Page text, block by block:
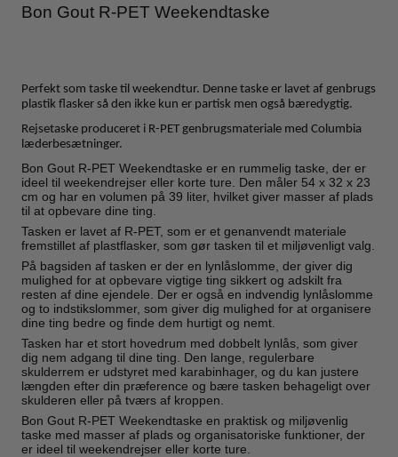
Bon Gout R-PET Weekendtaske
Perfekt som taske til weekendtur. Denne taske er lavet af genbrugs
plastik flasker så den ikke kun er partisk men også bæredygtig.
Rejsetaske produceret i R-PET genbrugsmateriale med Columbia
læderbesætninger.
Bon Gout R-PET Weekendtaske er en rummelig taske, der er
ideel til weekendrejser eller korte ture. Den måler 54 x 32 x 23
cm og har en volumen på 39 liter, hvilket giver masser af plads
til at opbevare dine ting.
Tasken er lavet af R-PET, som er et genanvendt materiale
fremstillet af plastflasker, som gør tasken til et miljøvenligt valg.
På bagsiden af tasken er der en lynlåslomme, der giver dig
mulighed for at opbevare vigtige ting sikkert og adskilt fra
resten af dine ejendele. Der er også en indvendig lynlåslomme
og to indstikslommer, som giver dig mulighed for at organisere
dine ting bedre og finde dem hurtigt og nemt.
Tasken har et stort hovedrum med dobbelt lynlås, som giver
dig nem adgang til dine ting. Den lange, regulerbare
skulderrem er udstyret med karabinhager, og du kan justere
længden efter din præference og bære tasken behageligt over
skulderen eller på tværs af kroppen.
Bon Gout R-PET Weekendtaske en praktisk og miljøvenlig
taske med masser af plads og organisatoriske funktioner, der
er ideel til weekendrejser eller korte ture.